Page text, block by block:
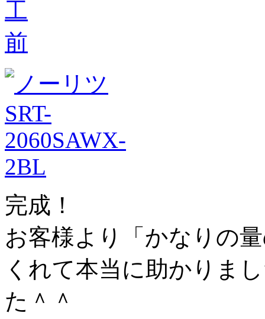
完成！
お客様より「かなりの
くれて本当に助かりま
た＾＾